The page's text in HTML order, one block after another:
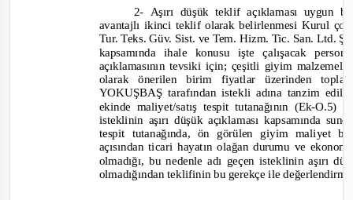
2- Aşırı düşük teklif açıklaması
avantajlı ikinci teklif olarak belirlenmesi Kurul
Tur. Teks. Güv. Sist. ve Tem. Hizm. Tic. San. Ltd.
kapsamında ihale konusu işte çalışacak
açıklamasının tevsiki için; çeşitli giyim
olarak önerilen birim fiyatlar üzerinden
YOKUŞBAŞ tarafından istekli adına tanzim
ekinde maliyet/satış tespit tutanağının (Ek-O.5)
isteklinin aşırı düşük açıklaması kapsamında
tespit tutanağında, ön görülen giyim maliyet
açısından ticari hayatın olağan durumu ve
olmadığı, bu nedenle adı geçen isteklinin aşırı
olmadığından teklifinin bu gerekçe ile